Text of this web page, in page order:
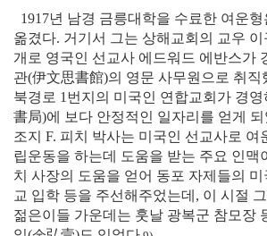
1917년 남경 금릉대학을 수료한 여운
옮겼다. 거기서 그는 상해교회의 교우 이
개로 영국인 선교사 에드워드 에반스가
관(伊文思書館)의 영문 사무원으로 취직
북경로 1번지의 미국인 연합교회가 경
書局)에 보다 안정적인 일자리를 얻게
조지 F. 피치 박사는 미국인 선교사로 여
립운동을 하는데 도움을 받는 주요 인맥
치 사장의 도움을 얻어 동포 자제들의
교 입학 등을 주선해주었는데, 이 시절
젊은이들 가운데는 훗날 광복군 참모장